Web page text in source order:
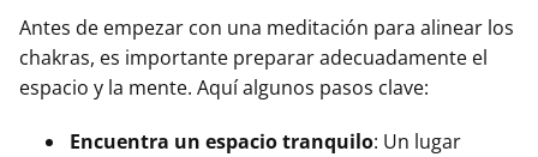
Antes de empezar con una meditación para alinear los
chakras, es importante preparar adecuadamente el
espacio y la mente. Aquí algunos pasos clave:
Encuentra un espacio tranquilo: Un lugar